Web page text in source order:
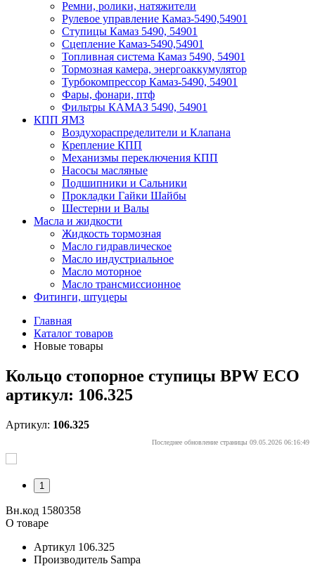
Ремни, ролики, натяжители
Рулевое управление Камаз-5490,54901
Ступицы Камаз 5490, 54901
Сцепление Камаз-5490,54901
Топливная система Камаз 5490, 54901
Тормозная камера, энергоаккумулятор
Турбокомпрессор Камаз-5490, 54901
Фары, фонари, птф
Фильтры КАМАЗ 5490, 54901
КПП ЯМЗ
Воздухораспределители и Клапана
Крепление КПП
Механизмы переключения КПП
Насосы масляные
Подшипники и Сальники
Прокладки Гайки Шайбы
Шестерни и Валы
Масла и жидкости
Жидкость тормозная
Масло гидравлическое
Масло индустриальное
Масло моторное
Масло трансмиссионное
Фитинги, штуцеры
Главная
Каталог товаров
Новые товары
Кольцо стопорное ступицы BPW ECO
артикул: 106.325
Артикул: 106.325
Последнее обновление страницы 09.05.2026 06:16:49
1
Вн.код 1580358
О товаре
Артикул 106.325
Производитель Sampa